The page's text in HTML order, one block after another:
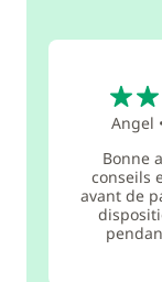
Angel
Bonne
conseils
avant de